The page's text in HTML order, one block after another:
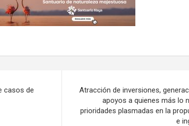
casos de
Atracción de inversiones,
apoyos a quienes más lo
prioridades plasmadas en la
e